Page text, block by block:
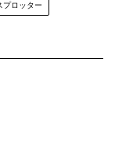
ロッター